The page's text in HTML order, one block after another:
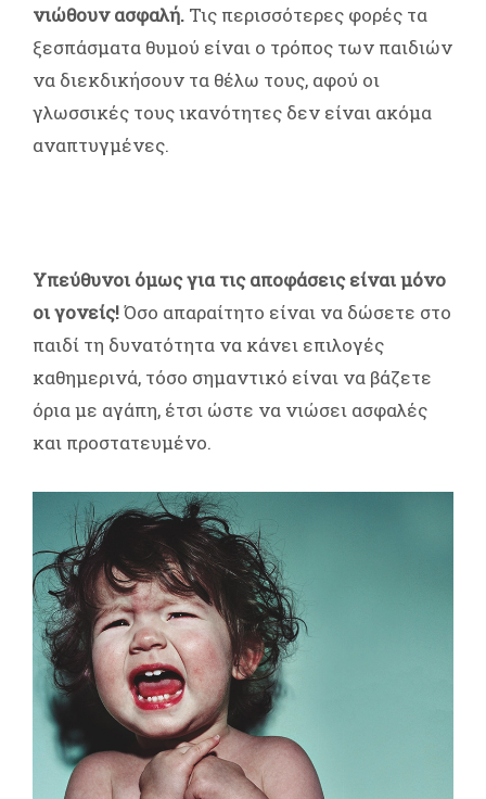
νιώθουν ασφαλή. Τις περισσότερες φορές τα
ξεσπάσματα θυμού είναι ο τρόπος των παιδιών
να διεκδικήσουν τα θέλω τους, αφού οι
γλωσσικές τους ικανότητες δεν είναι ακόμα
αναπτυγμένες.
Υπεύθυνοι όμως για τις αποφάσεις είναι μόνο
οι γονείς!Όσο απαραίτητο είναι να δώσετε στο
παιδί τη δυνατότητα να κάνει επιλογές
καθημερινά, τόσο σημαντικό είναι να βάζετε
όρια με αγάπη, έτσι ώστε να νιώσει ασφαλές
και προστατευμένο.